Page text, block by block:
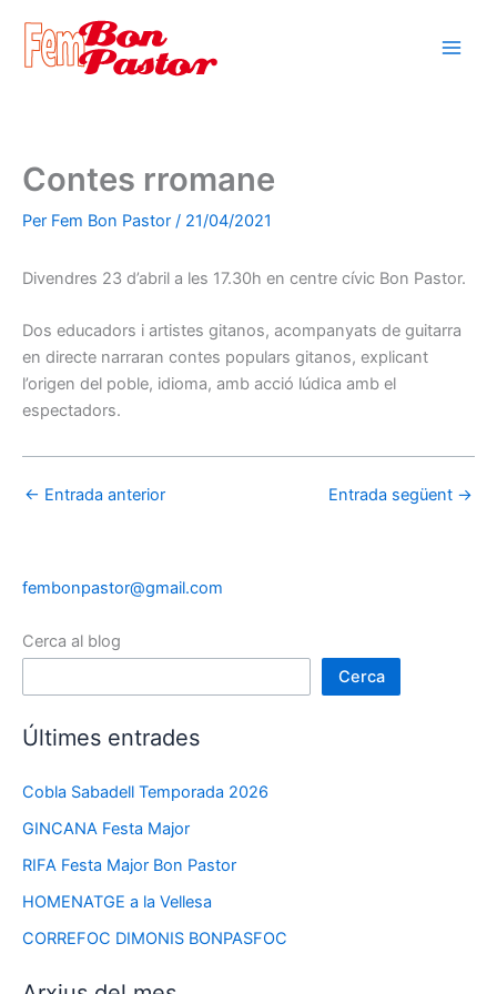
contingut
Contes rromane
Per Fem Bon Pastor / 21/04/2021
Divendres 23 d’abril a les 17.30h en centre cívic Bon Pastor.
Dos educadors i artistes gitanos, acompanyats de guitarra
en directe narraran contes populars gitanos, explicant
l’origen del poble, idioma, amb acció lúdica amb el
espectadors.
← Entrada anterior Entrada següent →
fembonpastor@gmail.com
Cerca al blog
Cerca
Últimes entrades
Cobla Sabadell Temporada 2026
GINCANA Festa Major
RIFA Festa Major Bon Pastor
HOMENATGE a la Vellesa
CORREFOC DIMONIS BONPASFOC